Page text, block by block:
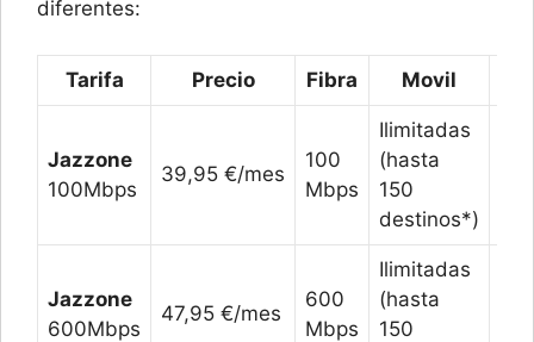
diferentes:
Tarifa Precio Fibra Movil
Jazzone
100Mbps
39,95 €/mes
100
Mbps
Ilimitadas
(hasta
150
destinos*)
Jazzone
600Mbps
47,95 €/mes
600
Mbps
Ilimitadas
(hasta
150